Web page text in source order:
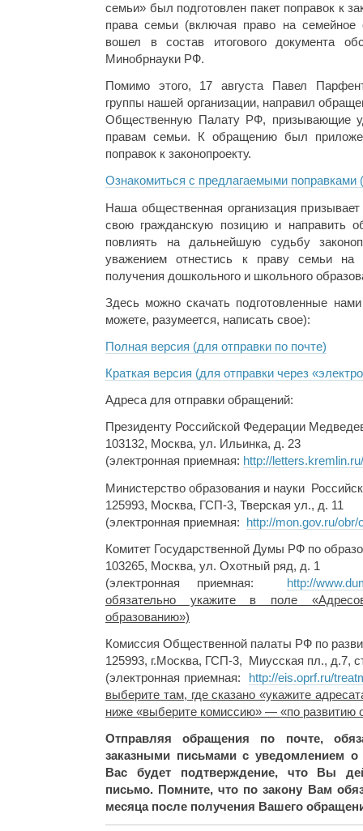
семьи» был подготовлен пакет поправок к
права семьи (включая право на семейное
вошел в состав итогового документа
Минобрнауки РФ.
Помимо этого, 17 августа Павел
группы нашей организации, направил
Общественную Палату РФ, призывающие
правам семьи. К обращению был
поправок к законопроекту.
Ознакомиться с предлагаемыми поправками
Наша общественная организация
свою гражданскую позицию и направить
повлиять на дальнейшую судьбу
уважением отнестись к праву семьи
получения дошкольного и школьного
Здесь можно скачать подготовленные
можете, разумеется, написать свое):
Полная версия (для отправки по почте)
Краткая версия (для отправки через
Адреса для отправки обращений:
Президенту Российской Федерации
103132, Москва, ул. Ильинка, д. 23
(электронная приемная: http://letters.kremlin.ru/
Министерство образования и науки
125993, Москва, ГСП-3, Тверская ул., д. 11
(электронная приемная: http://mon.gov.ru/obr/
Комитет Государственной Думы РФ по
103265, Москва, ул. Охотный ряд, д. 1
(электронная приемная: http://
обязательно укажите в поле
образованию»)
Комиссия Общественной палаты РФ по
125993, г.Москва, ГСП-3, Миусская пл., д.7,
(электронная приемная: http://eis.oprf.ru/
выберите там, где сказано «укажите
ниже «выберите комиссию» — «по развитию
Отправляя обращения по почте,
заказными письмами с уведомлением о
Вас будет подтверждение, что Вы
письмо. Помните, что по закону Вам
месяца после получения Вашего